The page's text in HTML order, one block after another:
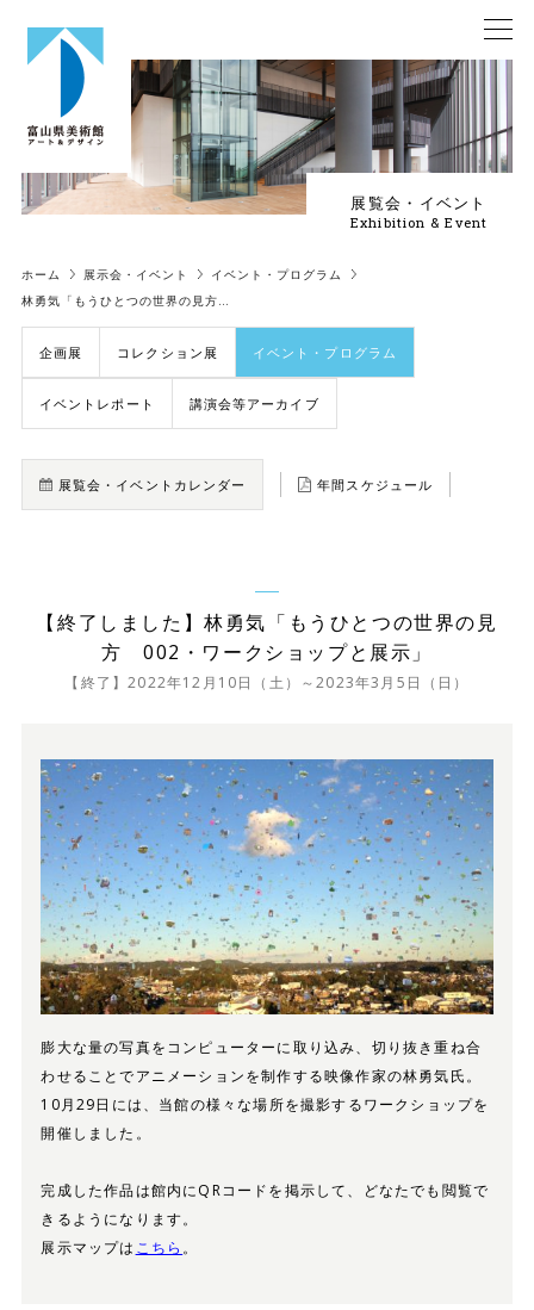
展覧会・イベント
Exhibition & Event
ホーム 展示会・イベント
イベント・プログラム
林勇気「もうひとつの世界の見方…
企画展 コレクション展 イベント・プログラム
イベントレポート 講演会等アーカイブ
展覧会・イベントカレンダー 年間スケジュール
【終了しました】林勇気「もうひとつの世界の見
方 002・ワークショップと展示」
【終了】2022年12月10日（土）～2023年3月5日（日）
膨大な量の写真をコンピューターに取り込み、切り抜き重ね合
わせることでアニメーションを制作する映像作家の林勇気氏。
10月29日には、当館の様々な場所を撮影するワークショップを
開催しました。
完成した作品は館内にQRコードを掲示して、どなたでも閲覧で
きるようになります。
展示マップは こちら 。